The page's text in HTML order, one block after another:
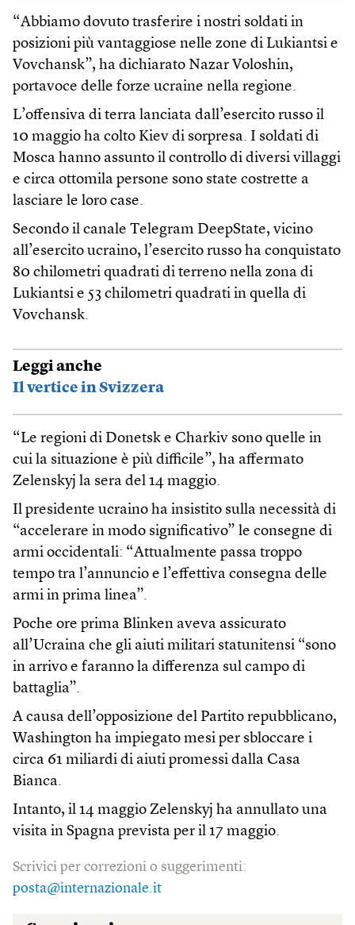
“Abbiamo dovuto trasferire i nostri soldati in
posizioni più vantaggiose nelle zone di Lukiantsi e
Vovchansk”, ha dichiarato Nazar Voloshin,
portavoce delle forze ucraine nella regione.
L’offensiva di terra lanciata dall’esercito russo il
10 maggio ha colto Kiev di sorpresa. I soldati di
Mosca hanno assunto il controllo di diversi villaggi
e circa ottomila persone sono state costrette a
lasciare le loro case.
Secondo il canale Telegram DeepState, vicino
all’esercito ucraino, l’esercito russo ha conquistato
80 chilometri quadrati di terreno nella zona di
Lukiantsi e 53 chilometri quadrati in quella di
Vovchansk.
Leggi anche
Il vertice in Svizzera
“Le regioni di Donetsk e Charkiv sono quelle in
cui la situazione è più difficile”, ha affermato
Zelenskyj la sera del 14 maggio.
Il presidente ucraino ha insistito sulla necessità di
“accelerare in modo significativo” le consegne di
armi occidentali: “Attualmente passa troppo
tempo tra l’annuncio e l’effettiva consegna delle
armi in prima linea”.
Poche ore prima Blinken aveva assicurato
all’Ucraina che gli aiuti militari statunitensi “sono
in arrivo e faranno la differenza sul campo di
battaglia”.
A causa dell’opposizione del Partito repubblicano,
Washington ha impiegato mesi per sbloccare i
circa 61 miliardi di aiuti promessi dalla Casa
Bianca.
Intanto, il 14 maggio Zelenskyj ha annullato una
visita in Spagna prevista per il 17 maggio.
Scrivici per correzioni o suggerimenti:
posta@internazionale.it